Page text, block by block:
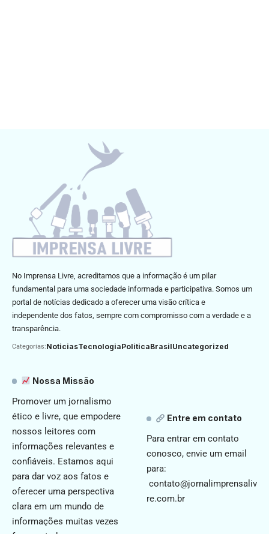
No Imprensa Livre, acreditamos que a informação é um pilar
fundamental para uma sociedade informada e participativa. Somos um
portal de notícias dedicado a oferecer uma visão crítica e
independente dos fatos, sempre com compromisso com a verdade e a
transparência.
Categorias:NoticiasTecnologiaPoliticaBrasilUncategorized
Nossa Missão
Promover um jornalismo
ético e livre, que empodere
nossos leitores com
informações relevantes e
confiáveis. Estamos aqui
para dar voz aos fatos e
oferecer uma perspectiva
clara em um mundo de
informações muitas vezes
fragmentadas.
Entre em contato
Para entrar em contato
conosco, envie um email
para:
contato@jornalimprensaliv
re.com.br